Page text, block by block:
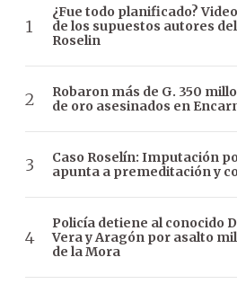
¿Fue todo planificado?
de los supuestos autores
Roselin
Robaron más de G. 350
de oro asesinados en
Caso Roselín: Imputación
apunta a premeditación y
Policía detiene al conocido
Vera y Aragón por asalto
de la Mora